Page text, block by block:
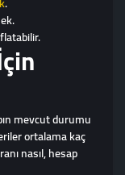
mevcut durumu
ortalama kaç
nasıl, hesap